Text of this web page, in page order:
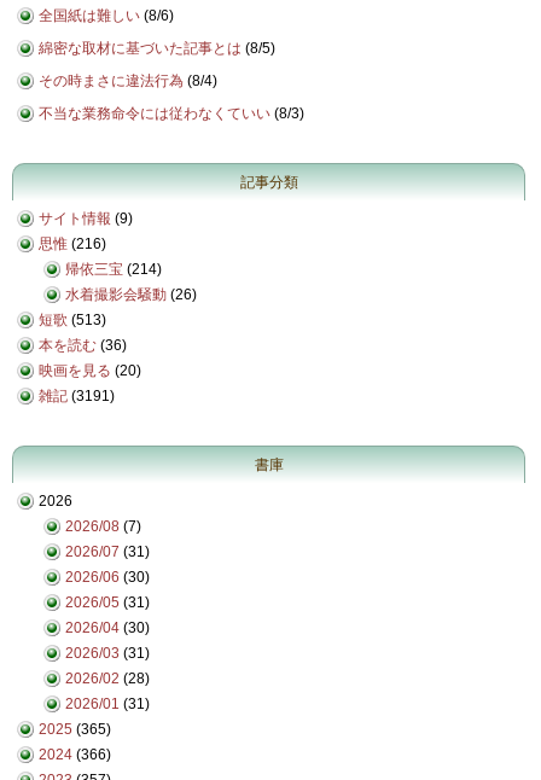
全国紙は難しい (8/6)
綿密な取材に基づいた記事とは (8/5)
その時まさに違法行為 (8/4)
不当な業務命令には従わなくていい (8/3)
記事分類
サイト情報 (9)
思惟 (216)
帰依三宝 (214)
水着撮影会騒動 (26)
短歌 (513)
本を読む (36)
映画を見る (20)
雑記 (3191)
書庫
2026
2026/08 (7)
2026/07 (31)
2026/06 (30)
2026/05 (31)
2026/04 (30)
2026/03 (31)
2026/02 (28)
2026/01 (31)
2025 (365)
2024 (366)